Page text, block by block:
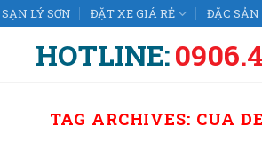
LÝ SƠN ĐẶT XE GIÁ RẺ ĐẶC SẢN
HOTLINE:
TAG ARCHIVES: CUA